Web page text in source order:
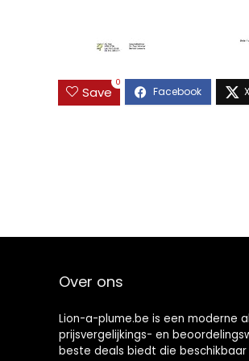
Save
0
Over ons
Lion-a-plume.be is een moderne
prijsvergelijkings- en
beste deals biedt die beschikbaar